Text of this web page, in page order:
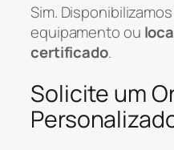
Sim.
equipamento ou
certificado.
Solicite um